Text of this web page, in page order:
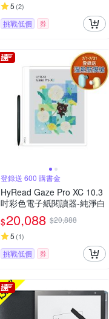
5 (2)
挑戰低價 券
登錄送 600 購書金
HyRead Gaze Pro XC 10.3
吋彩色電子紙閱讀器-純淨白
$20,088 $20,888
5 (1)
挑戰低價 券